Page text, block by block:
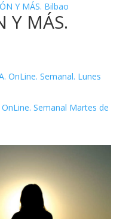
Y MÁS. Bilbao
Y MÁS.
OnLine. Semanal. Lunes
OnLine. Semanal Martes de